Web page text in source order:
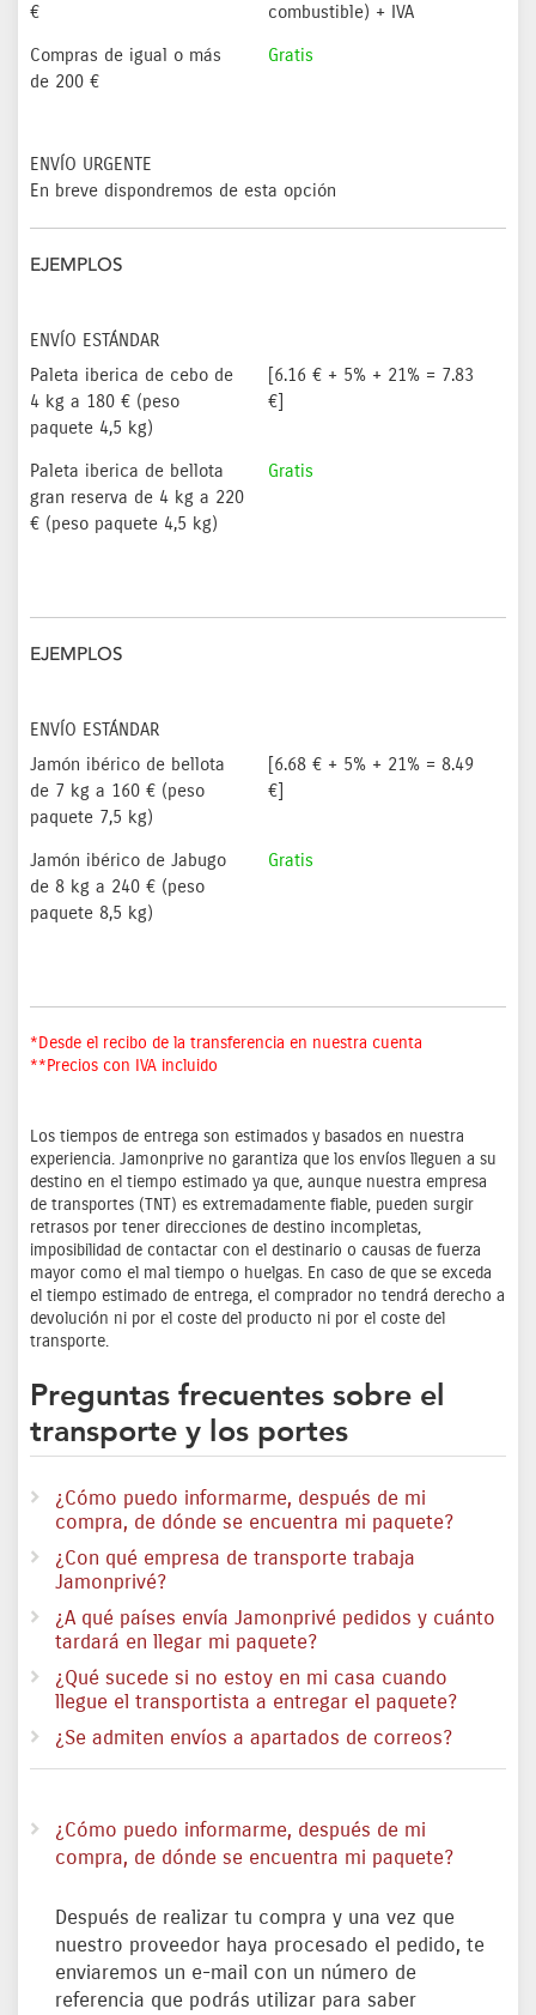
€
combustible) + IVA
Compras de igual o más
de 200 €
Gratis
ENVÍO URGENTE
En breve dispondremos de esta opción
EJEMPLOS
ENVÍO ESTÁNDAR
Paleta iberica de cebo de
4 kg a 180 € (peso
paquete 4,5 kg)
[6.16 € + 5% + 21% = 7.83
€]
Paleta iberica de bellota
gran reserva de 4 kg a 220
€ (peso paquete 4,5 kg)
Gratis
EJEMPLOS
ENVÍO ESTÁNDAR
Jamón ibérico de bellota
de 7 kg a 160 € (peso
paquete 7,5 kg)
[6.68 € + 5% + 21% = 8.49
€]
Jamón ibérico de Jabugo
de 8 kg a 240 € (peso
paquete 8,5 kg)
Gratis
*Desde el recibo de la transferencia en nuestra cuenta
**Precios con IVA incluido
Los tiempos de entrega son estimados y basados en nuestra
experiencia. Jamonprive no garantiza que los envíos lleguen a su
destino en el tiempo estimado ya que, aunque nuestra empresa
de transportes (TNT) es extremadamente fiable, pueden surgir
retrasos por tener direcciones de destino incompletas,
imposibilidad de contactar con el destinario o causas de fuerza
mayor como el mal tiempo o huelgas. En caso de que se exceda
el tiempo estimado de entrega, el comprador no tendrá derecho a
devolución ni por el coste del producto ni por el coste del
transporte.
Preguntas frecuentes sobre el
transporte y los portes
¿Cómo puedo informarme, después de mi
compra, de dónde se encuentra mi paquete?
¿Con qué empresa de transporte trabaja
Jamonprivé?
¿A qué países envía Jamonprivé pedidos y cuánto
tardará en llegar mi paquete?
¿Qué sucede si no estoy en mi casa cuando
llegue el transportista a entregar el paquete?
¿Se admiten envíos a apartados de correos?
¿Cómo puedo informarme, después de mi
compra, de dónde se encuentra mi paquete?
Después de realizar tu compra y una vez que
nuestro proveedor haya procesado el pedido, te
enviaremos un e-mail con un número de
referencia que podrás utilizar para saber